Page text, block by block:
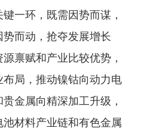
一环，既需因势而谋，
而动，抢夺发展增长
禀赋和产业比较优势，
局，推动镍钴向动力电
金属向精深加工升级，
材料产业链和有色金属